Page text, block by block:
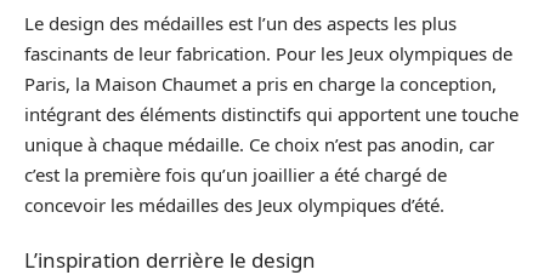
Le design des médailles est l’un des aspects les plus
fascinants de leur fabrication. Pour les Jeux olympiques de
Paris, la Maison Chaumet a pris en charge la conception,
intégrant des éléments distinctifs qui apportent une touche
unique à chaque médaille. Ce choix n’est pas anodin, car
c’est la première fois qu’un joaillier a été chargé de
concevoir les médailles des Jeux olympiques d’été.
L’inspiration derrière le design